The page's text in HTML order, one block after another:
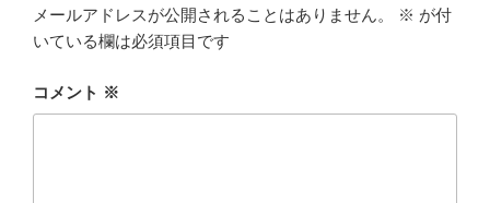
メールアドレスが公開されることはありません。 ※ が付
いている欄は必須項目です
コメント ※